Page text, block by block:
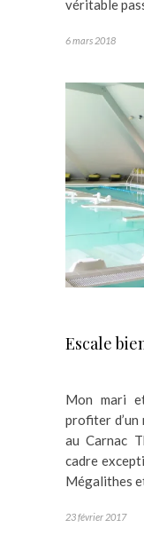
véritable
6 mars 2018
Escale
Mon mari
profiter d’un
au Carnac
cadre
Mégalithes
23 février 2017